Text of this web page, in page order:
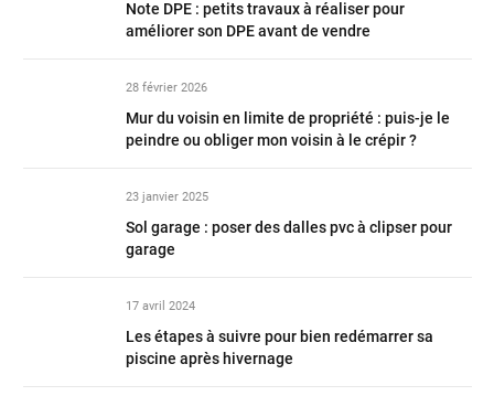
Note DPE : petits travaux à réaliser pour
améliorer son DPE avant de vendre
28 février 2026
Mur du voisin en limite de propriété : puis-je le
peindre ou obliger mon voisin à le crépir ?
23 janvier 2025
Sol garage : poser des dalles pvc à clipser pour
garage
17 avril 2024
Les étapes à suivre pour bien redémarrer sa
piscine après hivernage